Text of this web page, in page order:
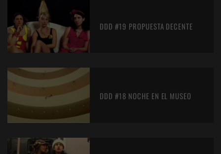
DDD #19 PROPUESTA DECENTE
DDD #18 NOCHE EN EL MUSEO